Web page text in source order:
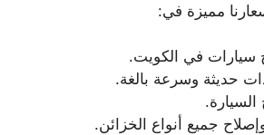
مميزة في:
سيارات في الكويت.
حديثة وسرعة بالغة.
جميع أنواع الخزائن.